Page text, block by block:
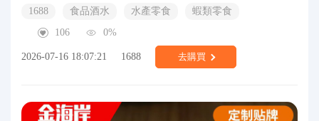
1688 食品酒水 水產零食
蝦類零食
106
0%
2026-07-16 18:07:21 1688 去購買